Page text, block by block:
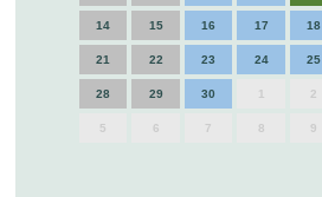
14 15 16 17 18
21 22 23 24 25
28 29 30 1 2
5 6 7 8 9